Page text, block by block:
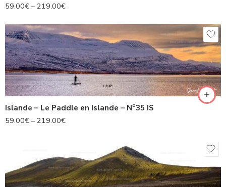
59.00€ –219.00€
Islande – Le Paddle en Islande – N°35 IS
59.00€ –219.00€